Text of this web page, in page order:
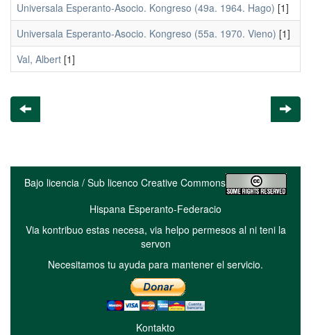
Universala Esperanto-Asocio. Kongreso (49a. 1964. Hago) [1]
Universala Esperanto-Asocio. Kongreso (55a. 1970. Vieno) [1]
Val, Albert [1]
Bajo licencia / Sub licenco Creative Commons
Hispana Esperanto-Federacio
Via kontribuo estas necesa, via helpo permesos al ni teni la
servon
Necesitamos tu ayuda para mantener el servicio.
Kontakto